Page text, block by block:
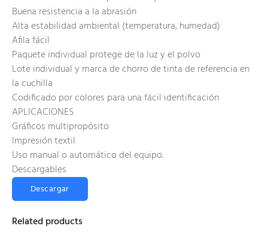
Buena resistencia a la abrasión
Alta estabilidad ambiental (temperatura, humedad)
Afila fácil
Paquete individual protege de la luz y el polvo
Lote individual y marca de chorro de tinta de referencia en
la cuchilla
Codificado por colores para una fácil identificación
APLICACIONES
Gráficos multipropósito
Impresión textil
Uso manual o automático del equipo.
Descargables
Descargar
Related products